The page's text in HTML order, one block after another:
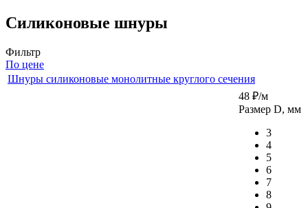
Силиконовые шнуры
Фильтр
По цене
Шнуры силиконовые монолитные круглого сечения
48 ₽/м
Размер D, мм
3
4
5
6
7
8